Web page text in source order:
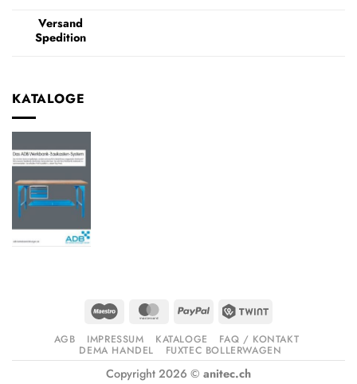
Versand
Spedition
KATALOGE
Maestro MasterCardPayPal Twint
AGB IMPRESSUM KATALOGE FAQ / KONTAKT
DEMA HANDEL FUXTEC BOLLERWAGEN
Copyright 2026 © anitec.ch